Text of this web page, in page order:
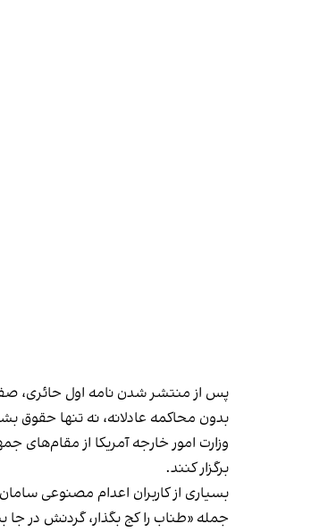
پس از منتشر شدن نامه اول حائری،
بدون محاکمه عادلانه، نه تنها حقوق
وزارت امور خارجه آمریکا از
برگزار کنند.
بسیاری از کاربران اعدام مصنوعی
جمله «طناب را کج بگذار، گردنش در جا